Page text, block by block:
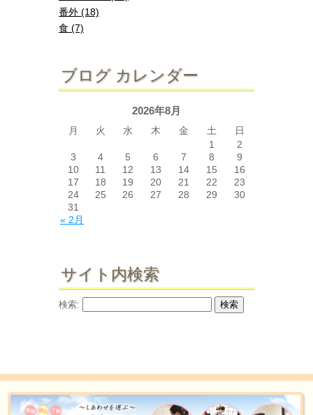
番外 (18)
食 (7)
ブログ カレンダー
2026年8月
月
火 水 木 金 土 日
« 2月
1
2
3
4 5 6 7 8
9
10
11 12 13 14 15
16
17
18 19 20 21 22
23
24
25 26 27 28 29
30
31
サイト内検索
検索: